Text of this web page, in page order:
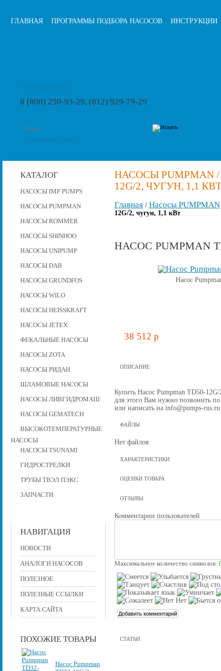
ГЛАВНАЯ ПРОГРАММЫ ПОДБОРА НАСОСОВ ИНСТРУКЦИИ
8 (800) 250-93-29, (812) 929-79-29
КАТАЛОГ
НАСОСЫ IMP PUMPS
НАСОСЫ PUMPMAN
НАСОСЫ ROMMER
НАСОСЫ SHINHOO
НАСОСЫ UNIPUMP
НАСОСЫ DAB
НАСОСЫ GRUNDFOS
НАСОСЫ WILO
НАСОСЫ HEISSKRAFT
НАСОСЫ JETEX
ФЕКАЛЬНЫЕ НАСОСЫ
НАСОСЫ ZOTA
НАСОСЫ РИДАН
ШЛАМОВЫЕ НАСОСЫ
НАСОСЫ ЛИВГИДРОМАШ
НАСОСЫ GEMATECH
ВЫСОКОТЕМПЕРАТУРНЫЕ
НАСОСЫ
НАСОСЫ TSUNAMI
ГИДРОСТРЕЛКИ
ТРУБЫ ТВЭЛ ПЭКС
ЗАПЧАСТИ
НАВИГАЦИЯ
НОВОСТИ
АНАЛОГИ НАСОСОВ
ПОЛЕЗНОЕ
ПОЛЕЗНЫЕ ССЫЛКИ
КАРТА САЙТА
ПОХОЖИЕ ТОВАРЫ
Насос Pumpman
НАСОСЫ PUMPMAN /
12G/2, ЧУГУН, 1,1
Главная/ Насосы PUMPMAN
12G/2, чугун, 1,1 кВт
НАСОС PUMPMAN
Насос
38 512 p
ОПИСАНИЕ
Купить Насос Pumpman TD50-
для этого Вам нужно позвонить
или написать на info@pumps-rus.ru
ФАЙЛЫ
Нет файлов
ХАРАКТЕРИСТИКИ
ОЦЕНКИ ТОВАРА
ОТЗЫВЫ
Комментарии пользователей
Максимальное количество символов:
СТАТЬИ